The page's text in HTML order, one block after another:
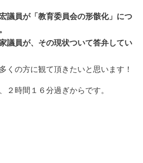
議員が「教育委員会の形骸化」につ
議員が、その現状ついて答弁してい
くの方に観て頂きたいと思います！
２時間１６分過ぎからです。